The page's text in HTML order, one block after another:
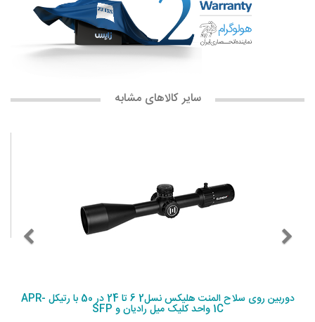
سایر کالاهای مشابه
دوربین روی سلاح المنت هلیکس نسل2 6 تا 24 در 50 با رتیکل APR-
1C واحد کلیک میل رادیان و SFP